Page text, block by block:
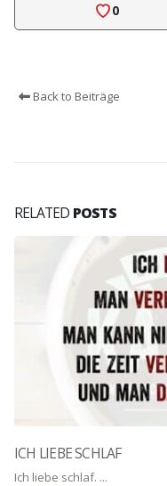
0
Back to Beiträge
RELATED POSTS
ICH LIEBE SCHLAF
Ich liebe schlaf. ...